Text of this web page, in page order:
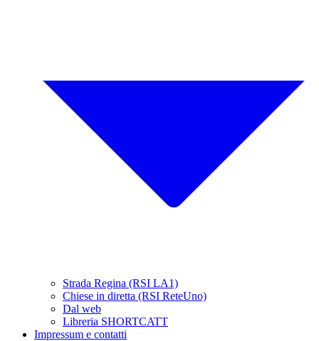
Strada Regina (RSI LA1)
Chiese in diretta (RSI ReteUno)
Dal web
Libreria SHORTCATT
Impressum e contatti